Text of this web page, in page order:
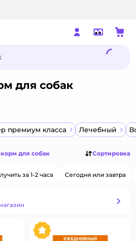
для собак
премиум класса Лечебный
для собак Сортировка
за 1-2 часа Сегодня или завтра